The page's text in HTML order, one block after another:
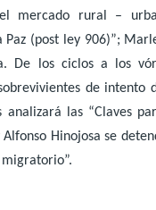
mercado rural –
Paz (post ley 906)”;
De los ciclos a los
de intento
analizará las “Claves
Alfonso Hinojosa se